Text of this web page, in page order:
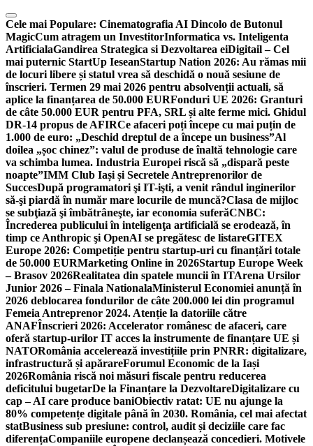
Skip
to
content
Cele mai Populare: Cinematografia AI Dincolo de Butonul
MagicCum atragem un InvestitorInformatica vs. Inteligenta
ArtificialaGandirea Strategica si Dezvoltarea eiDigitail – Cel
mai puternic StartUp IeseanStartup Nation 2026: Au rămas mii
de locuri libere și statul vrea să deschidă o nouă sesiune de
înscrieri. Termen 29 mai 2026 pentru absolvenții actuali, să
aplice la finanțarea de 50.000 EURFonduri UE 2026: Granturi
de câte 50.000 EUR pentru PFA, SRL și alte ferme mici. Ghidul
DR-14 propus de AFIRCe afaceri poți începe cu mai puțin de
1.000 de euro: „Deschid dreptul de a începe un business”Al
doilea „șoc chinez”: valul de produse de înaltă tehnologie care
va schimba lumea. Industria Europei riscă să „dispară peste
noapte”IMM Club Iași și Secretele Antreprenorilor de
SuccesDupă programatori şi IT-işti, a venit rândul inginerilor
să-şi piardă în număr mare locurile de muncă?Clasa de mijloc
se subţiază şi îmbătrâneşte, iar economia suferăCNBC:
Încrederea publicului în inteligenţa artificială se erodează, în
timp ce Anthropic şi OpenAI se pregătesc de listareGITEX
Europe 2026: Competiție pentru startup-uri cu finanțări totale
de 50.000 EURMarketing Online in 2026Startup Europe Week
– Brasov 2026Realitatea din spatele muncii în ITArena Ursilor
Junior 2026 – Finala NationalaMinisterul Economiei anunță în
2026 deblocarea fondurilor de câte 200.000 lei din programul
Femeia Antreprenor 2024. Atenție la datoriile către
ANAFÎnscrieri 2026: Accelerator românesc de afaceri, care
oferă startup-urilor IT acces la instrumente de finanțare UE și
NATORomânia accelerează investițiile prin PNRR: digitalizare,
infrastructură și apărareForumul Economic de la Iași
2026România riscă noi măsuri fiscale pentru reducerea
deficitului bugetarDe la Finanțare la DezvoltareDigitalizare cu
cap – AI care produce baniObiectiv ratat: UE nu ajunge la
80% competențe digitale până în 2030. România, cel mai afectat
statBusiness sub presiune: control, audit și deciziile care fac
diferențaCompaniile europene declanșează concedieri. Motivele